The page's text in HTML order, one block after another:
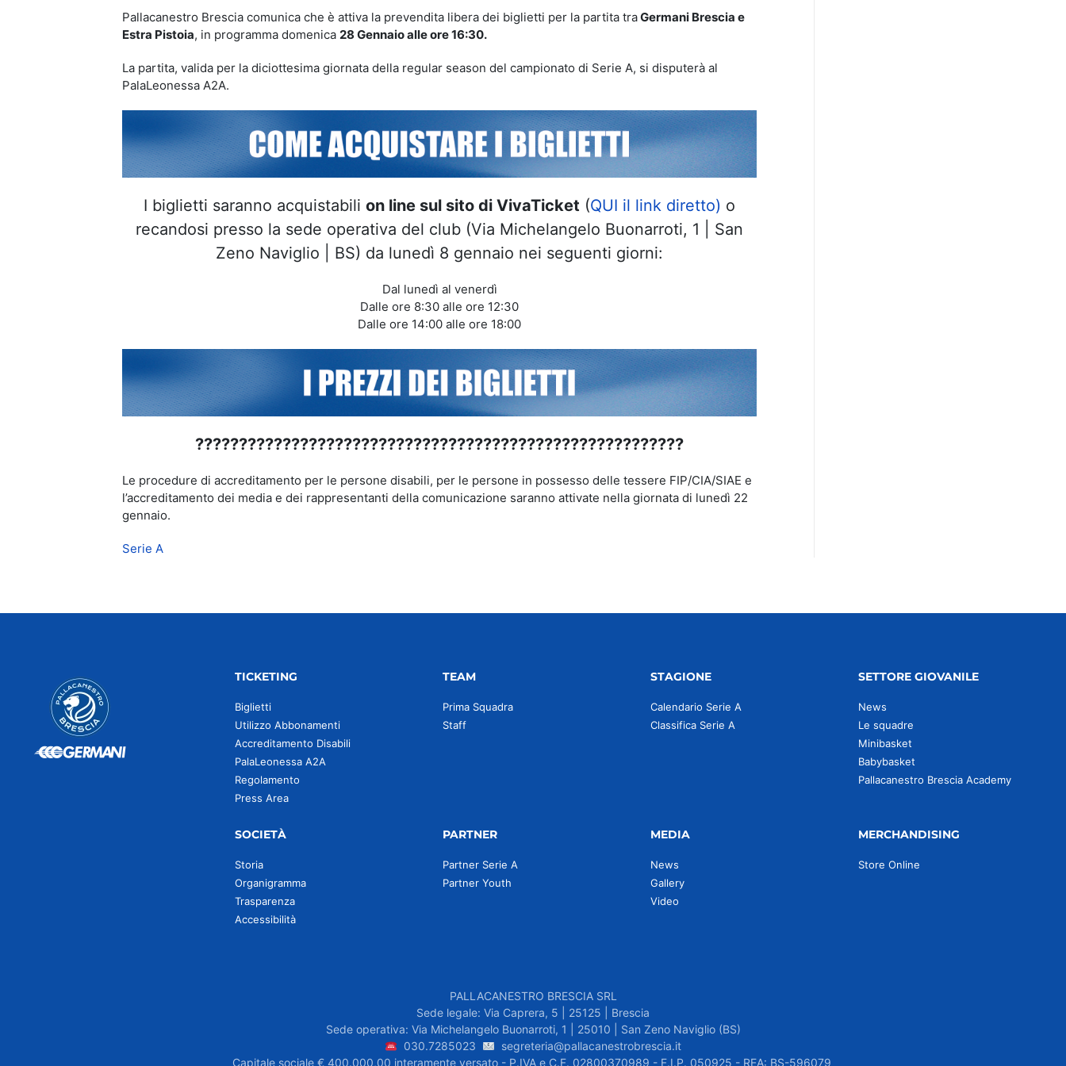
Pallacanestro Brescia comunica che è attiva la prevendita libera dei biglietti per la partita traGermani Brescia e
Estra Pistoia, in programma domenica 28 Gennaio alle ore 16:30.
La partita, valida per la diciottesima giornata della regular season del campionato di Serie A, si disputerà al
PalaLeonessa A2A.
I biglietti saranno acquistabili on line sul sito di VivaTicket (QUI il link diretto) o
recandosi presso la sede operativa del club (Via Michelangelo Buonarroti, 1 | San
Zeno Naviglio | BS) da lunedì 8 gennaio nei seguenti giorni:
Dal lunedì al venerdì
Dalle ore 8:30 alle ore 12:30
Dalle ore 14:00 alle ore 18:00
????????????????????????????????????????????????????????
Le procedure di accreditamento per le persone disabili, per le persone in possesso delle tessere FIP/CIA/SIAE e
l’accreditamento dei media e dei rappresentanti della comunicazione saranno attivate nella giornata di lunedì 22
gennaio.
Serie A
TICKETING
Biglietti
Utilizzo Abbonamenti
Accreditamento Disabili
PalaLeonessa A2A
Regolamento
Press Area
TEAM
Prima Squadra
Staff
STAGIONE
Calendario Serie A
Classifica Serie A
SETTORE GIOVANILE
News
Le squadre
Minibasket
Babybasket
Pallacanestro Brescia Academy
SOCIETÀ
Storia
Organigramma
Trasparenza
Accessibilità
PARTNER
Partner Serie A
Partner Youth
MEDIA
News
Gallery
Video
MERCHANDISING
Store Online
PALLACANESTRO BRESCIA SRL
Sede legale: Via Caprera, 5 | 25125 | Brescia
Sede operativa: Via Michelangelo Buonarroti, 1 | 25010 | San Zeno Naviglio (BS)
030.7285023
segreteria@pallacanestrobrescia.it
Capitale sociale € 400.000,00 interamente versato - P.IVA e C.F. 02800370989 - F.I.P. 050925 - REA: BS-596079